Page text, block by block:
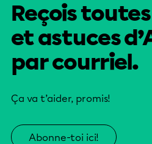
Reçois
et astuces
par courriel.
Ça va t’aider, promis!
Abonne-toi ici!